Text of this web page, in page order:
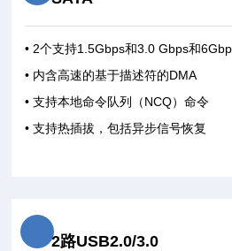
• 2个支持1.5Gbps和3.0 Gbps和
• 内含高速的基于描述符的DMA
• 支持本地命令队列（NCQ）命令
• 支持热插拔，包括异步信号恢复
2路USB2.0/3.0